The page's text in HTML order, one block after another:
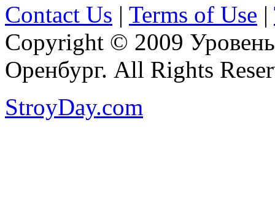
Contact Us | Terms of Use |
Copyright © 2009
Оренбург. All Rights
StroyDay.com